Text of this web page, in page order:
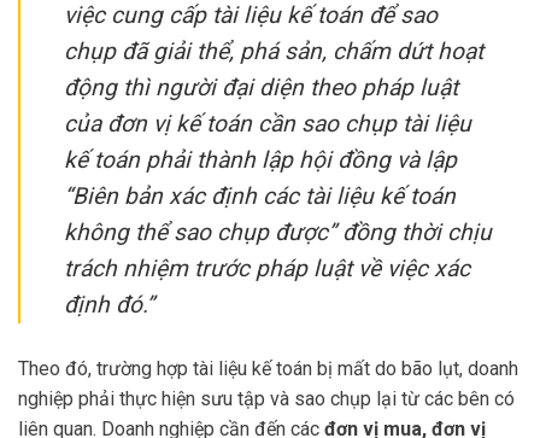
việc cung cấp tài liệu kế toán để sao
chụp đã giải thể, phá sản, chấm dứt hoạt
động thì người đại diện theo pháp luật
của đơn vị kế toán cần sao chụp tài liệu
kế toán phải thành lập hội đồng và lập
“Biên bản xác định các tài liệu kế toán
không thể sao chụp được” đồng thời chịu
trách nhiệm trước pháp luật về việc xác
định đó.”
Theo đó, trường hợp tài liệu kế toán bị mất do bão lụt, doanh
nghiệp phải thực hiện sưu tập và sao chụp lại từ các bên có
liên quan. Doanh nghiệp cần đến các đơn vị mua, đơn vị